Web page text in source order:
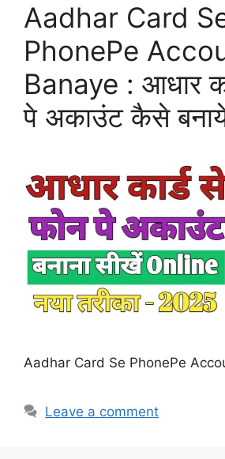
Aadhar Card
PhonePe
Banaye : आधार
पे अकाउंट कैसे
Aadhar Card Se PhonePe
Leave a comment